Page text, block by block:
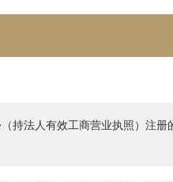
持法人有效工商营业执照）注册